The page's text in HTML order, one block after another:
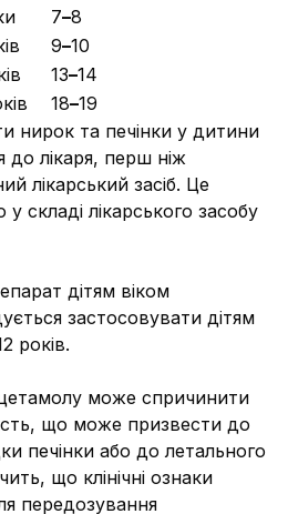
7–8
9–10
13–14
18–19
нирок та печінки у дитини
до лікаря, перш ніж
лікарський засіб. Це
у складі лікарського засобу
дітям віком
застосовувати дітям
років.
може спричинити
що може призвести до
печінки або до летального
що клінічні ознаки
передозування